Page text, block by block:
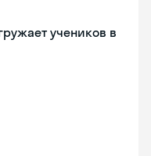
учеников в